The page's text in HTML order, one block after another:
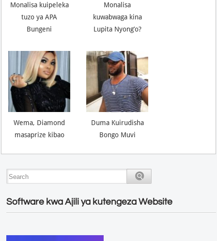
Monalisa kuipeleka
tuzo ya APA
Bungeni
Monalisa
kuwabwaga kina
Lupita Nyong’o?
Wema, Diamond
masaprize kibao
Duma Kuirudisha
Bongo Muvi
Software kwa Ajili ya kutengeza Website